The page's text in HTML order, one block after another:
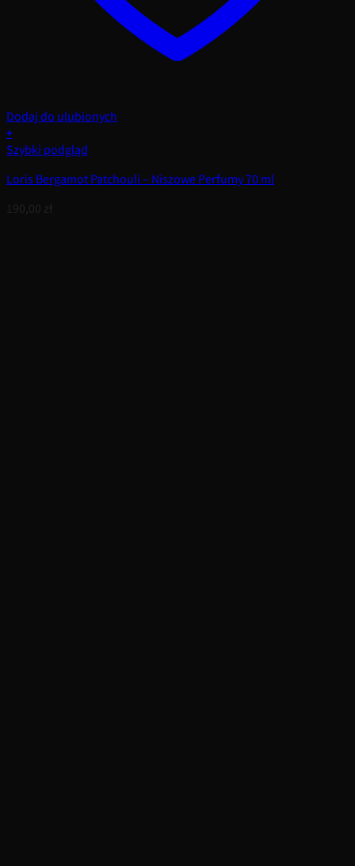
Dodaj do ulubionych
+
Szybki podgląd
Loris Bergamot Patchouli – Niszowe Perfumy 70 ml
190,00 zł